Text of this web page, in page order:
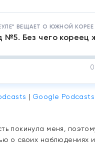
ВЕЩАЕТ О ЮЖНОЙ КОРЕЕ
| Google Podcasts
покинула меня,
о своих наблюдениях